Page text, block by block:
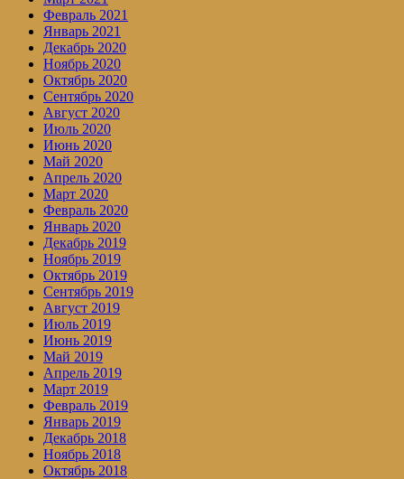
Февраль 2021
Январь 2021
Декабрь 2020
Ноябрь 2020
Октябрь 2020
Сентябрь 2020
Август 2020
Июль 2020
Июнь 2020
Май 2020
Апрель 2020
Март 2020
Февраль 2020
Январь 2020
Декабрь 2019
Ноябрь 2019
Октябрь 2019
Сентябрь 2019
Август 2019
Июль 2019
Июнь 2019
Май 2019
Апрель 2019
Март 2019
Февраль 2019
Январь 2019
Декабрь 2018
Ноябрь 2018
Октябрь 2018